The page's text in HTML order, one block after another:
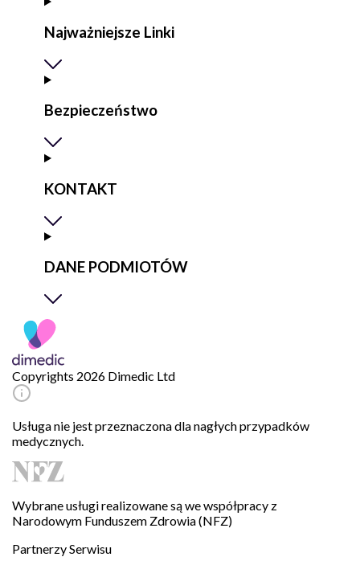
Najważniejsze Linki
Bezpieczeństwo
KONTAKT
DANE PODMIOTÓW
Copyrights 2026 Dimedic Ltd
Usługa nie jest przeznaczona dla nagłych przypadków
medycznych.
Wybrane usługi realizowane są we współpracy z
Narodowym Funduszem Zdrowia (NFZ)
Partnerzy Serwisu